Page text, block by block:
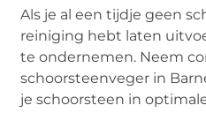
Als je al een tijdje geen
reiniging hebt laten
te ondernemen. Neem
schoorsteenveger in
je schoorsteen in